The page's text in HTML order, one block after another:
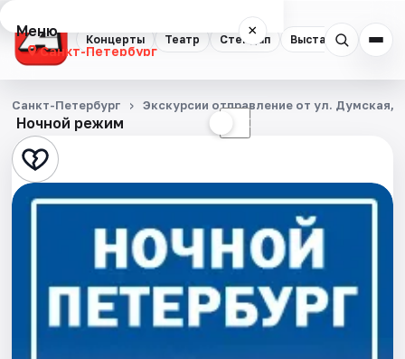
Концерты Театр Стендап Выставки
Меню ×
Санкт-Петербург
Концерты
Театр
Стендап
Ночной режим ☾
Санкт-Петербург Экскурсии отправление от ул. Думская,